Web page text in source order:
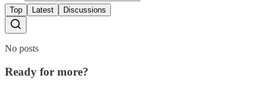
Top Latest Discussions
No posts
Ready for more?